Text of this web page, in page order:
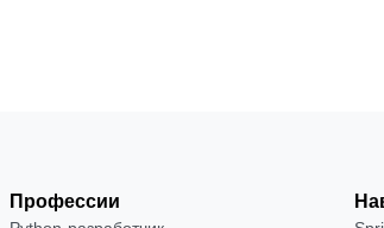
Профессии